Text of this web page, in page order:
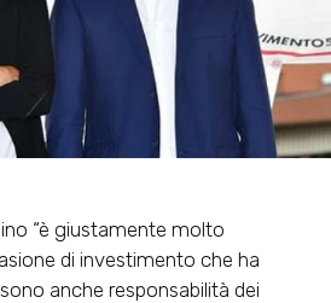
“è giustamente molto
di investimento che ha
anche responsabilità dei